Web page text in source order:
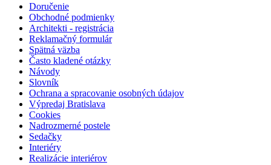
Doručenie
Obchodné podmienky
Architekti - registrácia
Reklamačný formulár
Spätná väzba
Často kladené otázky
Návody
Slovník
Ochrana a spracovanie osobných údajov
Výpredaj Bratislava
Cookies
Nadrozmerné postele
Sedačky
Interiéry
Realizácie interiérov